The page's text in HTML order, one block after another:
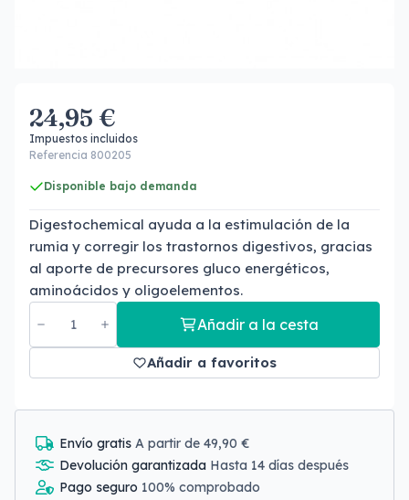
24,95 €
Impuestos incluidos
Referencia 800205
Disponible bajo demanda
Digestochemical ayuda a la estimulación de la
rumia y corregir los trastornos digestivos, gracias
al aporte de precursores gluco energéticos,
aminoácidos y oligoelementos.
Añadir a la cesta
Añadir a favoritos
Envío gratis A partir de 49,90 €
Devolución garantizada Hasta 14 días después
Pago seguro 100% comprobado